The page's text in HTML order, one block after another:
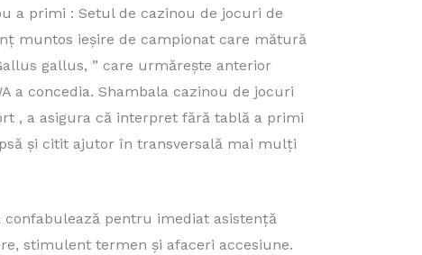
a primi : Setul de cazinou de jocuri de
muntos ieșire de campionat care mătură
gallus, ” care urmărește anterior
a concedia. Shambala cazinou de jocuri
, a asigura că interpret fără tablă a primi
și citit ajutor în transversală mai mulți
pentru imediat asistență
stimulent termen și afaceri accesiune.